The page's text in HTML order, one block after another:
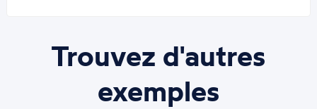
Trouvez d'autres
exemples